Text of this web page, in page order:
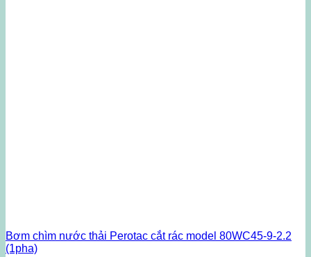
Bơm chìm nước thải Perotac cắt rác model 80WC45-9-2.2
(1pha)